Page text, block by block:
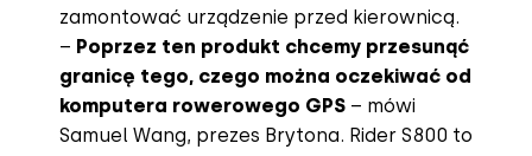
zamontować urządzenie przed kierownicą.
– Poprzez ten produkt chcemy przesunąć
granicę tego, czego można oczekiwać od
komputera rowerowego GPS – mówi
Samuel Wang, prezes Brytona. Rider S800 to